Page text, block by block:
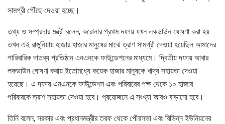
সামগ্রী পৌঁছে দেওয়া হচ্ছে।
তথ্য ও সম্প্রচার মন্ত্রী বলেন, করোনার প্রথম দফায় যখন লকডাউন ঘোষণা করা হয়
তখন এই রাঙ্গুনিয়ায় হাজার হাজার মানুষের মাঝে ত্রাণ সামগ্রী দেওয়া হয়েছিল আমাদের
পারিবারিক দাতব্য প্রতিষ্ঠান এনএনকে ফাউন্ডেশনের মাধ্যমে। দ্বিতীয় দফায় আবার
লকডাউন ঘোষণা করায় ইতোমধ্যে কয়েক হাজার মানুষকে খাদ্য সহায়তা দেওয়া
হয়েছে। এ দফায় এনএনকে ফাউন্ডেশন এবং পরিবারের পক্ষ থেকে ১০ হাজার
পরিবারকে ত্রাণ সহায়তা দেওয়া হবে। প্রয়োজনে এ সংখ্যা আরও বাড়ানো হবে।
তিনি বলেন, সরকার এবং প্রধানমন্ত্রীর তরফ থেকে পৌরসভা এবং বিভিন্ন ইউনিয়নের